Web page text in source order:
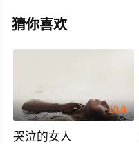
猜你喜欢
10.0
哭泣的女人